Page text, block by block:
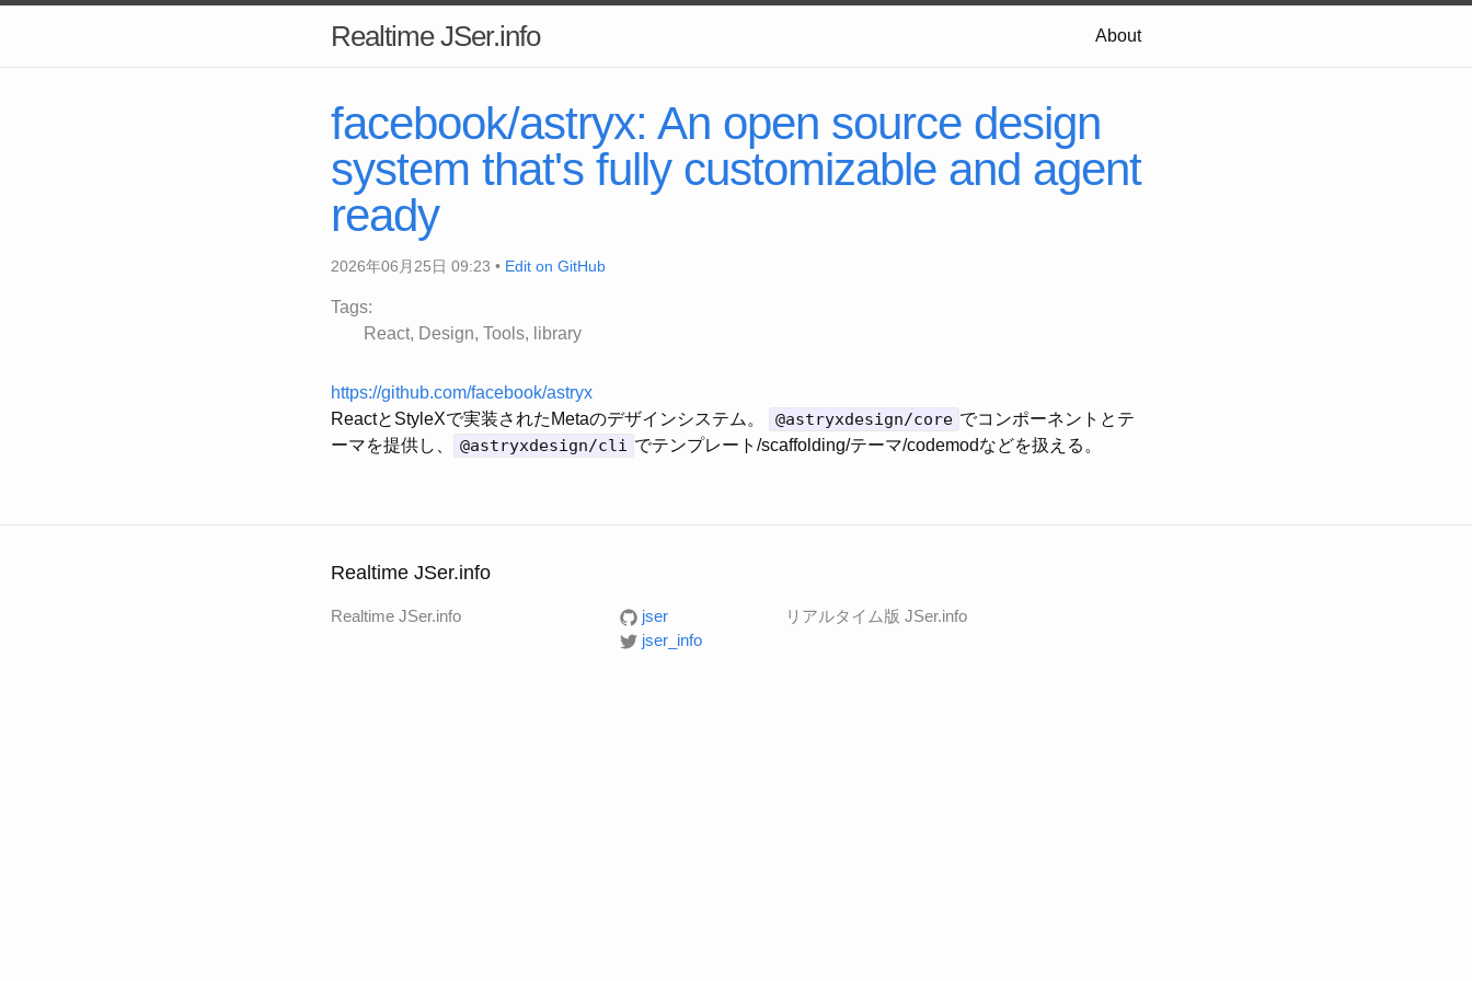
Realtime JSer.info About
facebook/astryx: An open source design
system that's fully customizable and agent
ready
2026年06月25日 09:23 • Edit on GitHub
Tags:
React
Design Tools library
https://github.com/facebook/astryx
ReactとStyleXで実装されたMetaのデザインシステム。
@astryxdesign/core でコンポーネントとテ
ーマを提供し、
@astryxdesign/cli でテンプレート/scaffolding/テーマ/codemodなどを扱える。
Realtime JSer.info
Realtime JSer.info
jser
jser_info
リアルタイム版 JSer.info